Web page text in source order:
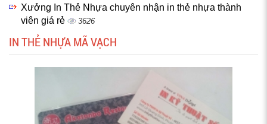
Xưởng In Thẻ Nhựa chuyên nhận in thẻ nhựa thành
viên giá rẻ
3626
IN THẺ NHỰA MÃ VẠCH